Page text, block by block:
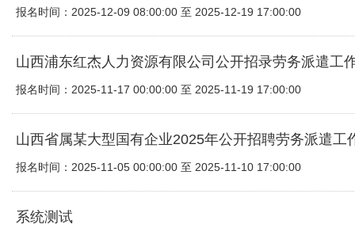
报名时间：2025-12-09 08:00:00 至 2025-12-19 17:00:00
山西浦东红杰人力资源有限公司公开招录劳务派遣工
报名时间：2025-11-17 00:00:00 至 2025-11-19 17:00:00
山西省属某大型国有企业2025年公开招聘劳务派遣工
报名时间：2025-11-05 00:00:00 至 2025-11-10 17:00:00
系统测试